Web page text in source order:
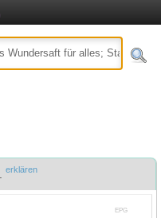
erklären
EPG